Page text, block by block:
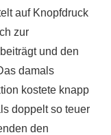
auf Knopfdruck
zur
und den
damals
kostete knapp
doppelt so teuer
den